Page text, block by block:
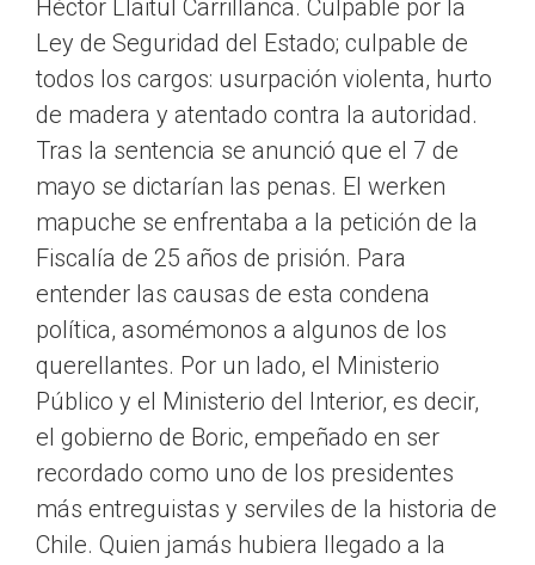
Héctor Llaitul Carrillanca. Culpable por la
Ley de Seguridad del Estado; culpable de
todos los cargos: usurpación violenta, hurto
de madera y atentado contra la autoridad.
Tras la sentencia se anunció que el 7 de
mayo se dictarían las penas. El werken
mapuche se enfrentaba a la petición de la
Fiscalía de 25 años de prisión. Para
entender las causas de esta condena
política, asomémonos a algunos de los
querellantes. Por un lado, el Ministerio
Público y el Ministerio del Interior, es decir,
el gobierno de Boric, empeñado en ser
recordado como uno de los presidentes
más entreguistas y serviles de la historia de
Chile. Quien jamás hubiera llegado a la